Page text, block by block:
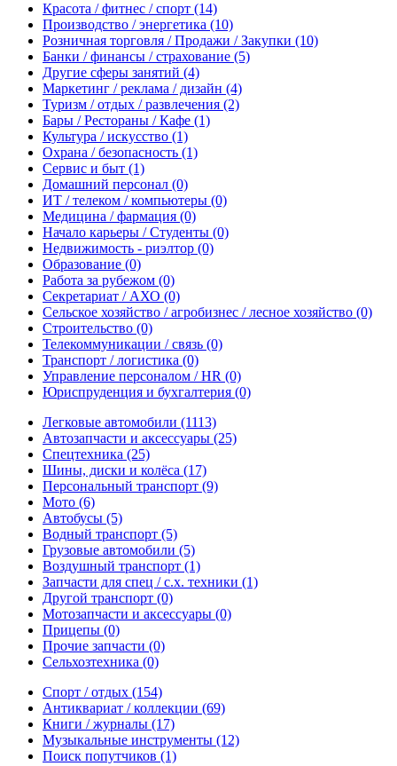
Красота / фитнес / спорт (14)
Производство / энергетика (10)
Розничная торговля / Продажи / Закупки (10)
Банки / финансы / страхование (5)
Другие сферы занятий (4)
Маркетинг / реклама / дизайн (4)
Туризм / отдых / развлечения (2)
Бары / Рестораны / Кафе (1)
Культура / искусство (1)
Охрана / безопасность (1)
Сервис и быт (1)
Домашний персонал (0)
ИТ / телеком / компьютеры (0)
Медицина / фармация (0)
Начало карьеры / Студенты (0)
Недвижимость - риэлтор (0)
Образование (0)
Работа за рубежом (0)
Секретариат / АХО (0)
Сельское хозяйство / агробизнес / лесное хозяйство (0)
Строительство (0)
Телекоммуникации / связь (0)
Транспорт / логистика (0)
Управление персоналом / HR (0)
Юриспруденция и бухгалтерия (0)
Легковые автомобили (1113)
Автозапчасти и аксессуары (25)
Спецтехника (25)
Шины, диски и колёса (17)
Персональный транспорт (9)
Мото (6)
Автобусы (5)
Водный транспорт (5)
Грузовые автомобили (5)
Воздушный транспорт (1)
Запчасти для спец / с.х. техники (1)
Другой транспорт (0)
Мотозапчасти и аксессуары (0)
Прицепы (0)
Прочие запчасти (0)
Сельхозтехника (0)
Спорт / отдых (154)
Антиквариат / коллекции (69)
Книги / журналы (17)
Музыкальные инструменты (12)
Поиск попутчиков (1)